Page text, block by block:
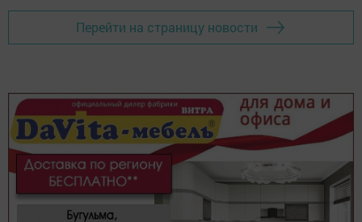
Перейти на страницу новости